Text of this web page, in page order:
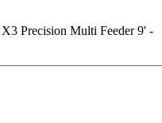
Precision Multi Feeder 9' -